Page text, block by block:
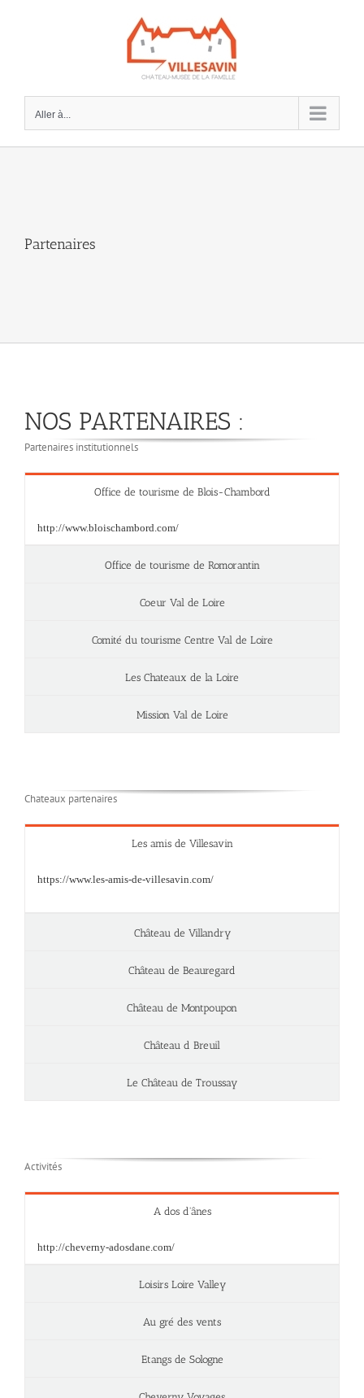
Aller à...
Partenaires
NOS PARTENAIRES :
Partenaires institutionnels
Office de tourisme de Blois-Chambord
http://www.bloischambord.com/
Office de tourisme de Romorantin
Coeur Val de Loire
Comité du tourisme Centre Val de Loire
Les Chateaux de la Loire
Mission Val de Loire
Chateaux partenaires
Les amis de Villesavin
https://www.les-amis-de-villesavin.com/
Château de Villandry
Château de Beauregard
Château de Montpoupon
Château d Breuil
Le Château de Troussay
Activités
A dos d'ânes
http://cheverny-adosdane.com/
Loisirs Loire Valley
Au gré des vents
Etangs de Sologne